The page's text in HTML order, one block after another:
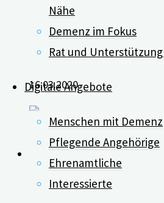
Nähe
Demenz im Fokus
Rat und
Digitale Angebote
Menschen mit Demenz
Pflegende Angehörige
Ehrenamtliche
Interessierte
Menschen mit
16.03.2020